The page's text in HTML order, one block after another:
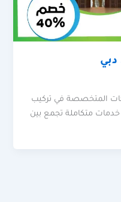
دبي
المتخصصة في تركيب
متكاملة تجمع بين